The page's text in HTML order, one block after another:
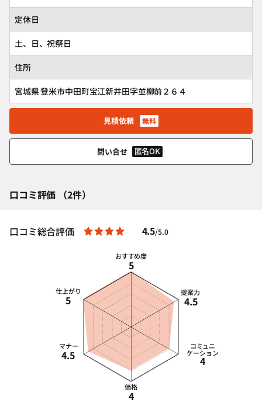
定休日
土、日、祝祭日
住所
宮城県 登米市中田町宝江新井田字並柳前２６４
見積依頼 無料
問い合せ 匿名OK
口コミ評価 （2件）
口コミ総合評価 4.5/5.0
おすすめ度
5
提案力
4.5
コミュニ
ケーション
4
価格
4
マナー
4.5
仕上がり
5